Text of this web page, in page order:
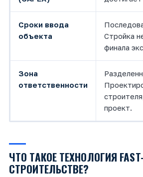
Сроки ввода
объекта
Стройка
финала
Зона
ответственности
проект.
ЧТО ТАКОЕ ТЕХНОЛОГИЯ
СТРОИТЕЛЬСТВЕ?